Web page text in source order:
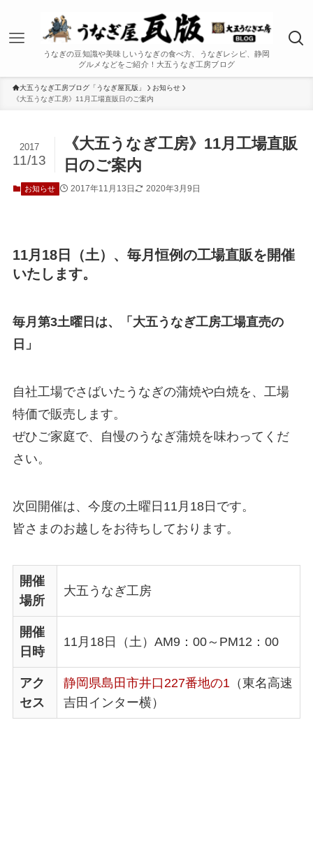
うなぎの豆知識や美味しいうなぎの食べ方、うなぎレシピ、静岡
グルメなどをご紹介！大五うなぎ工房ブログ
大五うなぎ工房ブログ「うなぎ屋瓦版」
お知らせ
《大五うなぎ工房》11月工場直販日のご案内
《大五うなぎ工房》11月工場直販
日のご案内
2017
11/13
お知らせ 2017年11月13日 2020年3月9日
11月18日（土）、毎月恒例の工場直販を開催
いたします。
毎月第3土曜日は、「大五うなぎ工房工場直売の
日」
自社工場でさばいたうなぎの蒲焼や白焼を、工場
特価で販売します。
ぜひご家庭で、自慢のうなぎ蒲焼を味わってくだ
さい。
次回開催は、今度の土曜日11月18日です。
皆さまのお越しをお待ちしております。
開催
場所
大五うなぎ工房
開催
日時
11月18日（土）AM9：00～PM12：00
アク
セス
静岡県島田市井口227番地の1 （東名高速
吉田インター横）